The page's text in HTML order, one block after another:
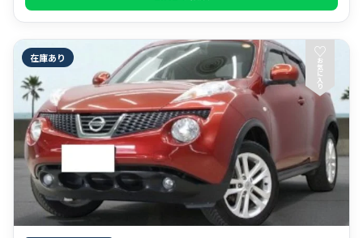
在庫あり ♡
お
気
に
入
り